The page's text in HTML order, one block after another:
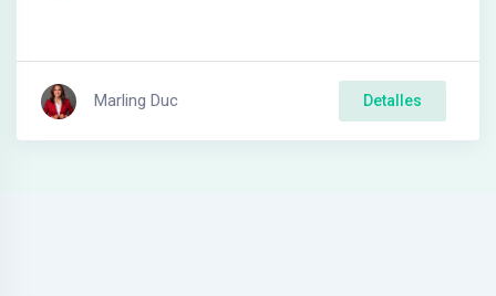
Marling Duc Detalles